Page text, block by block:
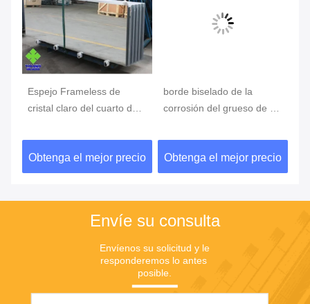
Espejo Frameless de
cristal claro del cuarto de
cobre para el dormitorio
Obtenga el mejor precio
borde biselado de la
corrosión del grueso de 2-
espejo anti de la pared
para el lavabo
Obtenga el mejor precio
Envíe su consulta
Envíenos su solicitud y le
responderemos lo antes
posible.